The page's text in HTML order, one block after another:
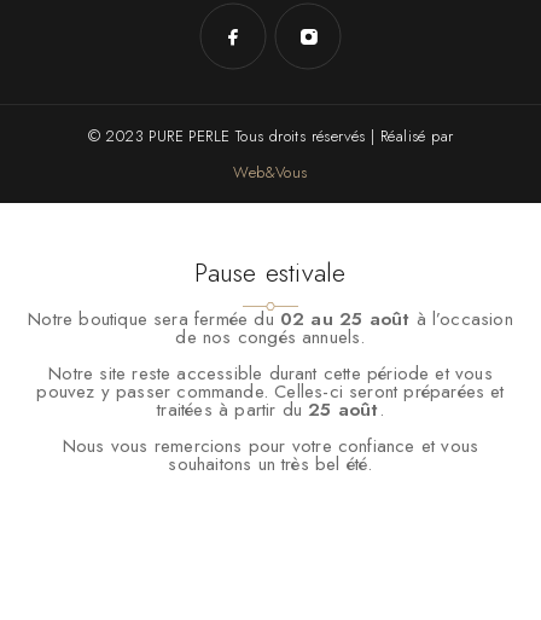
© 2023 PURE PERLE Tous droits réservés | Réalisé par
Web&Vous
Pause estivale
Notre boutique sera fermée du 02 au 25 août à l’occasion
de nos congés annuels.
Notre site reste accessible durant cette période et vous
pouvez y passer commande. Celles-ci seront préparées et
traitées à partir du 25 août.
Nous vous remercions pour votre confiance et vous
souhaitons un très bel été.